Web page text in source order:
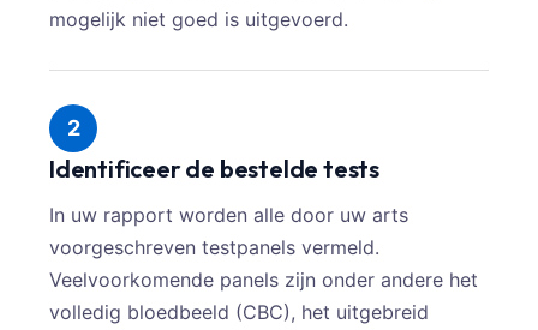
mogelijk niet goed is uitgevoerd.
2
Identificeer de bestelde tests
In uw rapport worden alle door uw arts
voorgeschreven testpanels vermeld.
Veelvoorkomende panels zijn onder andere het
volledig bloedbeeld (CBC), het uitgebreid